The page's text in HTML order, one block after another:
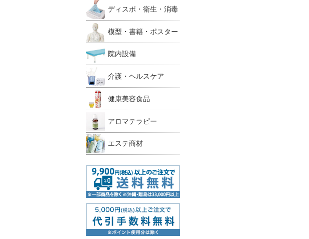
ディスポ・衛生・消毒
模型・書籍・ポスター
院内設備
介護・ヘルスケア
健康美容食品
アロマテラピー
エステ商材